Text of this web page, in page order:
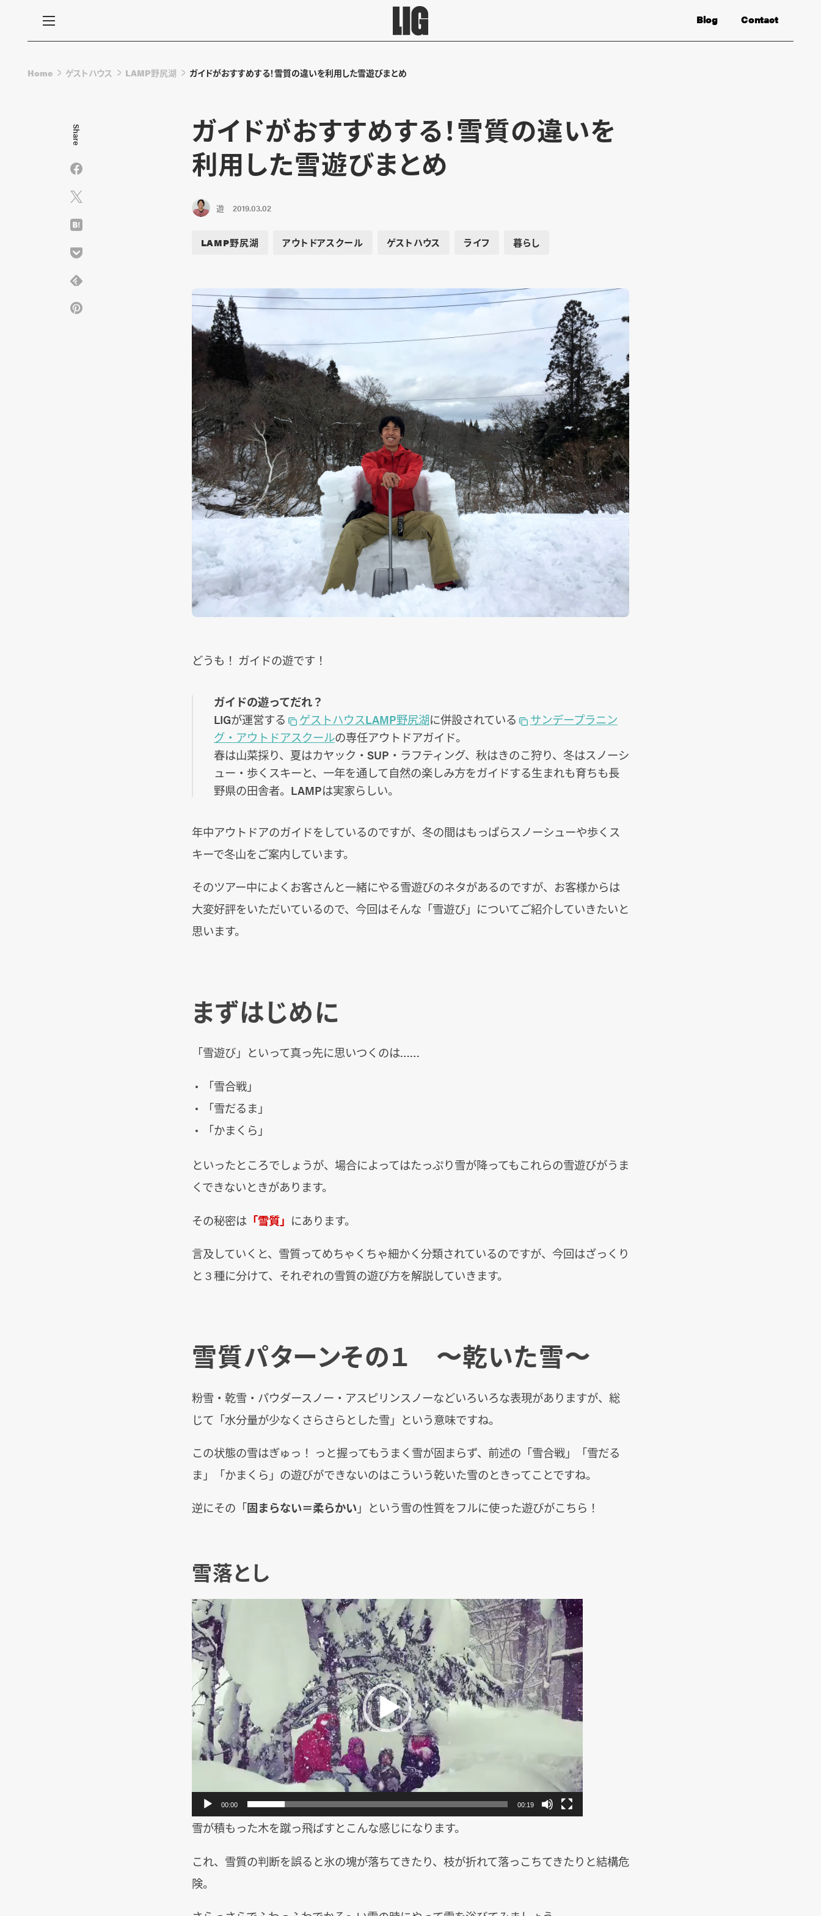
Contact
Blog
Home ゲストハウス LAMP野尻湖 ガイドがおすすめする！雪質の違いを利用した雪遊びまとめ
ガイドがおすすめする！雪質の違いを
利用した雪遊びまとめ
遊 2019.03.02
LAMP野尻湖 アウトドアスクール ゲストハウス ライフ 暮らし
どうも！ ガイドの遊です！
ガイドの遊ってだれ？
LIGが運営する
ゲストハウスLAMP野尻湖に併設されている
サンデープラニン
グ・アウトドアスクールの専任アウトドアガイド。
春は山菜採り、夏はカヤック・SUP・ラフティング、秋はきのこ狩り、冬はスノーシ
ュー・歩くスキーと、一年を通して自然の楽しみ方をガイドする生まれも育ちも長
野県の田舎者。LAMPは実家らしい。
年中アウトドアのガイドをしているのですが、冬の間はもっぱらスノーシューや歩くス
キーで冬山をご案内しています。
そのツアー中によくお客さんと一緒にやる雪遊びのネタがあるのですが、お客様からは
大変好評をいただいているので、今回はそんな「雪遊び」についてご紹介していきたいと
思います。
まずはじめに
「雪遊び」といって真っ先に思いつくのは……
「雪合戦」
「雪だるま」
「かまくら」
といったところでしょうが、場合によってはたっぷり雪が降ってもこれらの雪遊びがうま
くできないときがあります。
その秘密は「雪質」 にあります。
言及していくと、雪質ってめちゃくちゃ細かく分類されているのですが、今回はざっくり
と３種に分けて、それぞれの雪質の遊び方を解説していきます。
雪質パターンその１ 〜乾いた雪〜
粉雪・乾雪・パウダースノー・アスピリンスノーなどいろいろな表現がありますが、総
じて「水分量が少なくさらさらとした雪」という意味ですね。
この状態の雪はぎゅっ！ っと握ってもうまく雪が固まらず、前述の「雪合戦」「雪だる
ま」「かまくら」の遊びができないのはこういう乾いた雪のときってことですね。
逆にその「固まらない＝柔らかい」という雪の性質をフルに使った遊びがこちら！
雪落とし
動
画
プ
レ
ー
ヤ
ー
00:00 00:19
雪が積もった木を蹴っ飛ばすとこんな感じになります。
これ、雪質の判断を誤ると氷の塊が落ちてきたり、枝が折れて落っこちてきたりと結構危
険。
Share